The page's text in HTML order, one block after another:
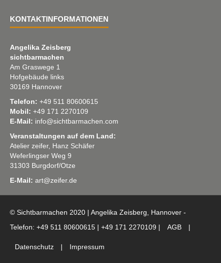
KONTAKTINFORMATIONEN
Angelika Zeisberg
sichtbarmachen
Am Graswege 1
Hofgebäude links
30169 Hannover
Telefon: +49 511 80600615
Mobil: +49 171 2270109
E-Mail: info@sichtbarmachen.com
Veranstaltungen auf dem Land:
Atelier zeifer, Hanz Schäfer
Weferlingser Weg 9
31303 Burgdorf/Otze
E-Mail: art@zeifer.de
© Sichtbarmachen 2020 | Angelika Zeisberg, Hannover -
Telefon: +49 511 80600615 | +49 171 2270109 |
AGB |
Datenschutz | Impressum